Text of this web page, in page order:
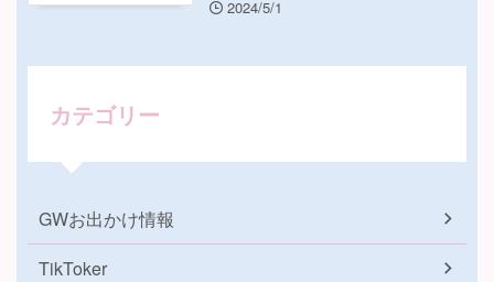
2024/5/1
カテゴリー
GWお出かけ情報
TikToker